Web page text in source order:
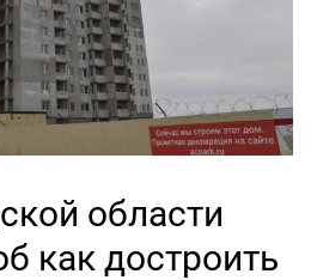
области
как достроить